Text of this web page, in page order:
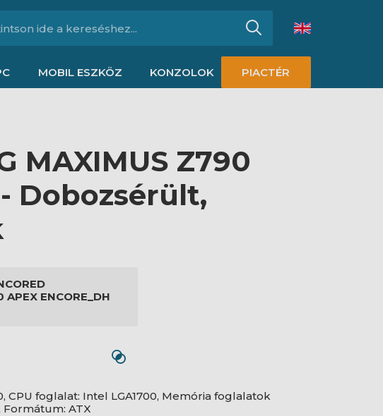
MOBIL ESZKÖZ KONZOLOK PIACTÉR
MAXIMUS Z790
- Dobozsérült,
APEX ENCORE_DH
CPU foglalat: Intel LGA1700, Memória foglalatok
Formátum: ATX